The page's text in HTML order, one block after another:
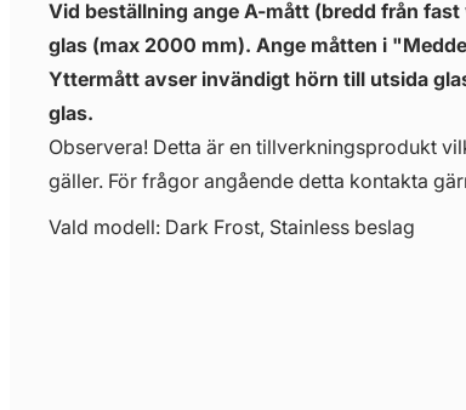
Vid beställning ange A-mått (bredd från
glas (max 2000 mm). Ange måtten i
Yttermått avser invändigt hörn till utsida
glas.
Observera! Detta är en tillverkningsprodukt
gäller. För frågor angående detta kontakta
Vald modell: Dark Frost, Stainless beslag